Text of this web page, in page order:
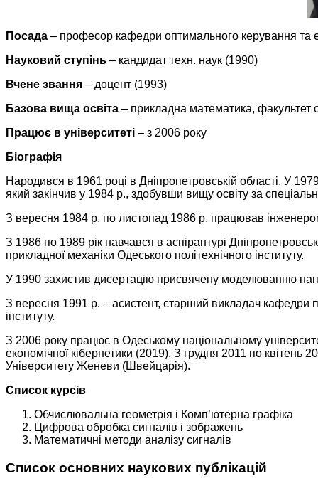
Посада – професор кафедри оптимального керування та
Науковий ступінь – кандидат техн. наук (1990)
Вчене звання – доцент (1993)
Базова вища освіта – прикладна математика, факультет
Працює в університеті – з 2006 року
Біографія
Народився в 1961 році в Дніпропетровській області. У
який закінчив у 1984 р., здобувши вищу освіту за
З вересня 1984 р. по листопад 1986 р. працював
З 1986 по 1989 рік навчався в аспірантурі
прикладної механіки Одеського політехнічного інституту.
У 1990 захистив дисертацію присвячену моделюванню
З вересня 1991 р. – асистент, старший викладач кафедри
інституту.
З 2006 року працює в Одеському національному
економічної кібернетики (2019). З грудня 2011 по
Університету Женеви (Швейцарія).
Список курсів
Обчислювальна геометрія і Комп’ютерна графіка
Цифрова обробка сигналів і зображень
Математичні методи аналізу сигналів
Список основних наукових публікацій